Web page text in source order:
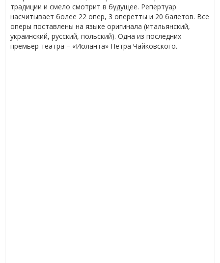
традиции и смело смотрит в будущее. Репертуар
насчитывает более 22 опер, 3 оперетты и 20 балетов. Все
оперы поставлены на языке оригинала (итальянский,
украинский, русский, польский). Одна из последних
премьер театра – «Иоланта» Петра Чайковского.